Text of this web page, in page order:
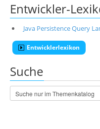
Entwickler-
Java Persistence Query
Entwicklerlexikon
Suche